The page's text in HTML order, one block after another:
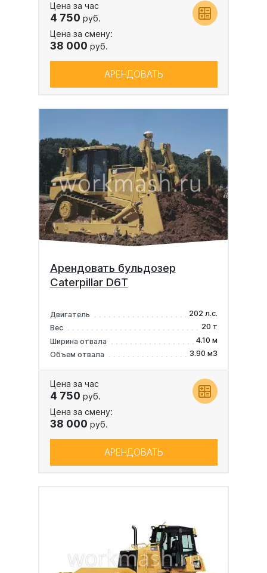
Цена за час
4 750 руб.
Цена за смену:
38 000 руб.
АРЕНДОВАТЬ
Арендовать бульдозер
Caterpillar D6T
Двигатель
202 л.с.
Вес
20 т
Ширина отвала
4.10 м
Объем отвала
3.90 м3
Цена за час
4 750 руб.
Цена за смену:
38 000 руб.
АРЕНДОВАТЬ